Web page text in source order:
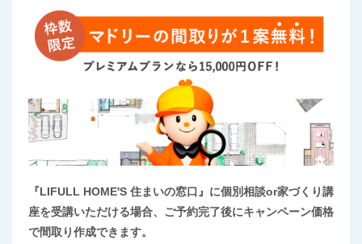
『LIFULL HOME'S 住まいの窓口』に個別相談or家づくり講
座を受講いただける場合、ご予約完了後にキャンペーン価格
で間取り作成できます。